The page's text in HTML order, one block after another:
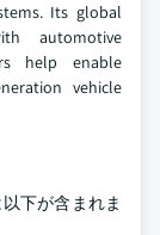
Its global
automotive
help enable
vehicle
下が含まれま